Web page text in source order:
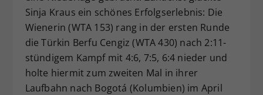
Sinja Kraus ein schönes Erfolgserlebnis: Die
Wienerin (WTA 153) rang in der ersten Runde
die Türkin Berfu Cengiz (WTA 430) nach 2:11-
stündigem Kampf mit 4:6, 7:5, 6:4 nieder und
holte hiermit zum zweiten Mal in ihrer
Laufbahn nach Bogotá (Kolumbien) im April
Zweck
Dieser Wert speichert Ihre Consent-
Einstellungen. Unter anderem eine
zufällig generierte ID, für die
historische Speicherung Ihrer
vorgenommen Einstellungen, falls der
Webseiten-Betreiber dies eingestellt
hat.